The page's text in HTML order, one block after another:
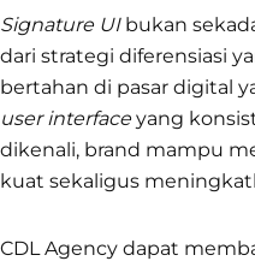
Signature UIbukan
dari strategi diferensiasi
bertahan di pasar digital
user interfaceyang
dikenali, brand mampu
kuat sekaligus
CDL Agency dapat